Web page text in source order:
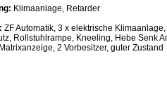
Klimaanlage, Retarder
ZF Automatik, 3 x elektrische Klimaanlage,
Rollstuhlrampe, Kneeling, Hebe Senk
2 Vorbesitzer, guter Zustand